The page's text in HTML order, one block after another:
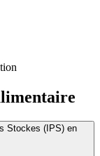
Stockes (IPS) en